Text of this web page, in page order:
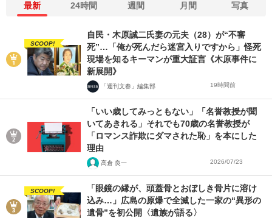
最新 24時間 週間 月間 写真
SCOOP!
自民・木原誠二氏妻の元夫（28）が“不審
死”…「俺が死んだら迷宮入りですから」怪死
現場を知るキーマンが重大証言《木原事件に
新展開》
「週刊文春」編集部 19時間前
「いい歳してみっともない」「名誉教授が聞
いてあきれる」それでも70歳の名誉教授が
「ロマンス詐欺にダマされた恥」を本にした
理由
高倉 良一 2026/07/23
SCOOP!
「眼鏡の縁が、頭蓋骨とおぼしき骨片に溶け
込み…」広島の原爆で全滅した一家の“異形の
遺骨”を初公開〈遺族が語る〉